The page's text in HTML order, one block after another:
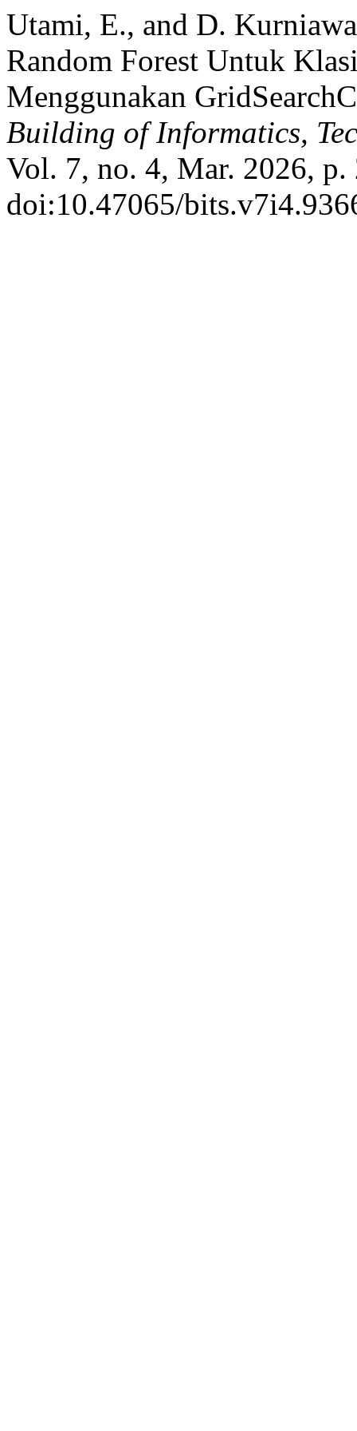
Utami, E., and D.
Random Forest Untuk
Menggunakan
Building of Informatics,
Vol. 7, no. 4, Mar. 2026,
doi:10.47065/